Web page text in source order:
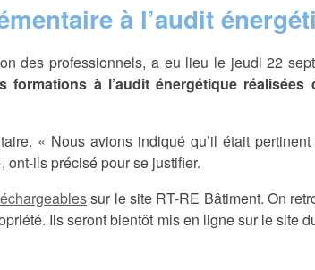
à l’audit
des professionnels, a eu lieu le jeudi 22
formations à l’audit énergétique réalisées
« Nous avions indiqué qu’il était
ils précisé pour se justifier.
sur le site RT-RE Bâtiment. On
Ils seront bientôt mis en ligne sur le site